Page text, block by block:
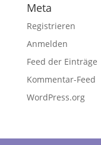
Meta
Registrieren
Anmelden
Feed der Einträge
Kommentar-Feed
WordPress.org